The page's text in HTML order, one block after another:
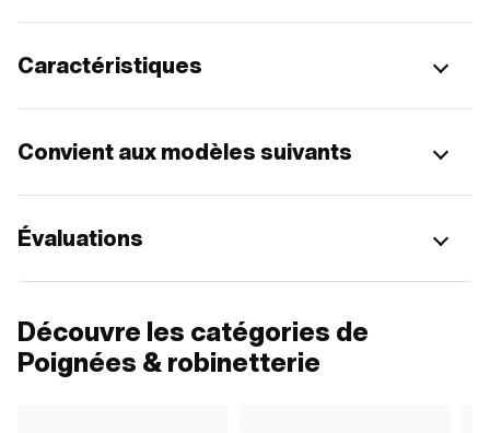
Caractéristiques
Convient aux modèles suivants
Évaluations
Découvre les catégories de
Poignées & robinetterie